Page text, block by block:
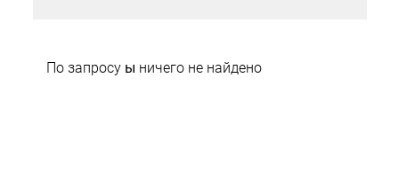
По запросу ы ничего не найдено